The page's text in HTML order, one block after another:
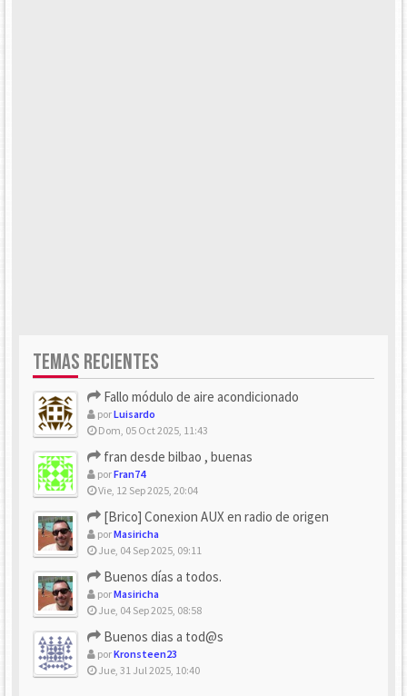
TEMAS RECIENTES
Fallo módulo de aire acondicionado
porLuisardo
Dom, 05 Oct 2025, 11:43
fran desde bilbao , buenas
porFran74
Vie, 12 Sep 2025, 20:04
[Brico] Conexion AUX en radio de origen
porMasiricha
Jue, 04 Sep 2025, 09:11
Buenos días a todos.
porMasiricha
Jue, 04 Sep 2025, 08:58
Buenos dias a tod@s
porKronsteen23
Jue, 31 Jul 2025, 10:40